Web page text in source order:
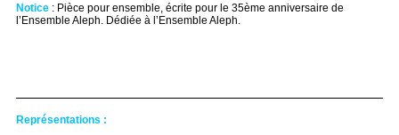
Notice : Pièce pour ensemble, écrite pour le 35ème anniversaire de
l’Ensemble Aleph. Dédiée à l’Ensemble Aleph.
Représentations :